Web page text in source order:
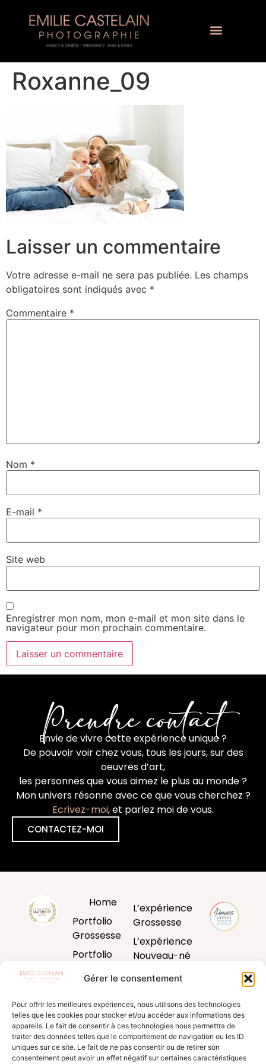
Gérer le consentement
Pour offrir les meilleures expériences, nous utilisons des technologies
telles que les cookies pour stocker et/ou accéder aux informations des
appareils. Le fait de consentir à ces technologies nous permettra de
traiter des données telles que le comportement de navigation ou les ID
uniques sur ce site. Le fait de ne pas consentir ou de retirer son
consentement peut avoir un effet négatif sur certaines caractéristiques
Roxanne_09
Laisser un commentaire
Votre adresse e-mail ne sera pas publiée. Les champs
obligatoires sont indiqués avec *
Commentaire *
Nom *
E-mail *
Site web
Enregistrer mon nom, mon e-mail et mon site dans le
navigateur pour mon prochain commentaire.
Prendre contact
Envie de vivre cette expérience unique ?
De pouvoir voir chez vous, tous les jours, sur des
oeuvres d’art,
les personnes que vous aimez le plus au monde ?
Mon univers résonne avec ce que vous cherchez ?
Ecrivez-moi, et parlez moi de vous.
CONTACTEZ-MOI
Home
Portfolio
Grossesse
Portfolio
Bébé
Portfolio
Famille
Blog
L’expérience
Grossesse
L’expérience
Nouveau-né
L’expérience
L’expérience
famille
Produits
d’art